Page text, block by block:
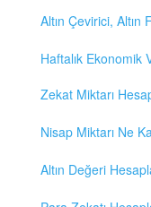
Altın Çevirici, Altın
Haftalık Ekonomik
Zekat Miktarı
Nisap Miktarı Ne
Altın Değeri